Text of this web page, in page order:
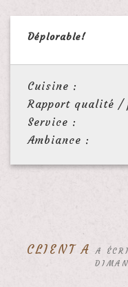
Déplorable!
Cuisine :
Rapport qualité /
Service :
Ambiance :
CLIENT A
A